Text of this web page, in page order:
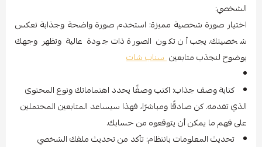
الشخصي:
اختيار صورة شخصية مميزة: استخدم صورة واضحة وجذابة تعكس
شخصيتك. يجب أن تكون الصورة ذات جودة عالية وتظهر وجهك
بوضوح لنجذب متابعينسناب شات
كتابة وصف جذاب: اكتب وصفًا يحدد اهتماماتك ونوع المحتوى
الذي تقدمه. كن صادقًا ومباشرًا، فهذا سيساعد المتابعين المحتملين
على فهم ما يمكن أن يتوقعوه من حسابك.
تحديث المعلومات بانتظام: تأكد من تحديث ملفك الشخصي